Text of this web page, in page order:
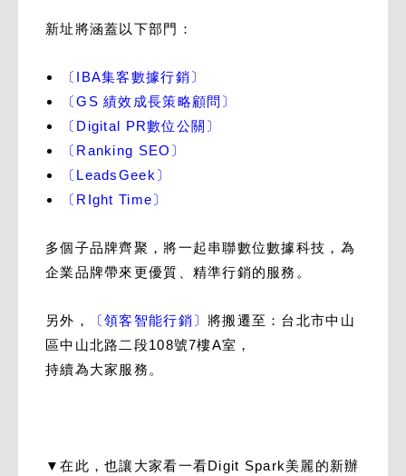
新址將涵蓋以下部門：
〔IBA集客數據行銷〕
〔GS 績效成長策略顧問〕
〔Digital PR數位公關〕
〔Ranking SEO〕
〔LeadsGeek〕
〔RIght Time〕
多個子品牌齊聚，將一起串聯數位數據科技，為
企業品牌帶來更優質、精準行銷的服務。
另外， 〔領客智能行銷〕將搬遷至：台北市中山
區中山北路二段108號7樓A室，
持續為大家服務。
▼在此，也讓大家看一看Digit Spark美麗的新辦